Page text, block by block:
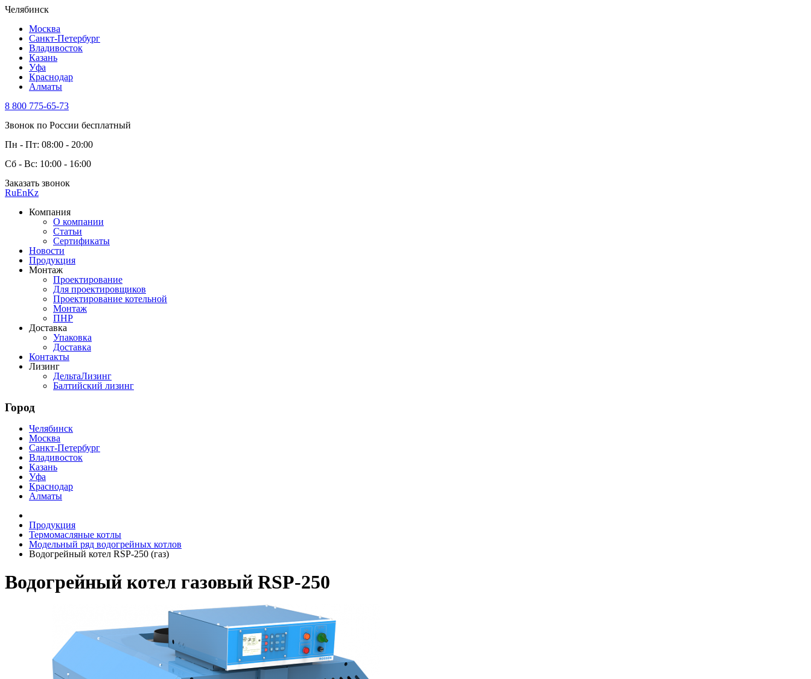
Челябинск
Москва
Санкт-Петербург
Владивосток
Казань
Уфа
Краснодар
Алматы
8 800 775-65-73
Звонок по России бесплатный
Пн - Пт: 08:00 - 20:00
Сб - Вс: 10:00 - 16:00
Заказать звонок
RuEnKz
Компания
О компании
Статьи
Сертификаты
Новости
Продукция
Монтаж
Проектирование
Для проектировщиков
Проектирование котельной
Монтаж
ПНР
Доставка
Упаковка
Доставка
Контакты
Лизинг
ДельтаЛизинг
Балтийский лизинг
Город
Челябинск
Москва
Санкт-Петербург
Владивосток
Казань
Уфа
Краснодар
Алматы
Продукция
Термомасляные котлы
Модельный ряд водогрейных котлов
Водогрейный котел RSP-250 (газ)
Водогрейный котел газовый RSP-250